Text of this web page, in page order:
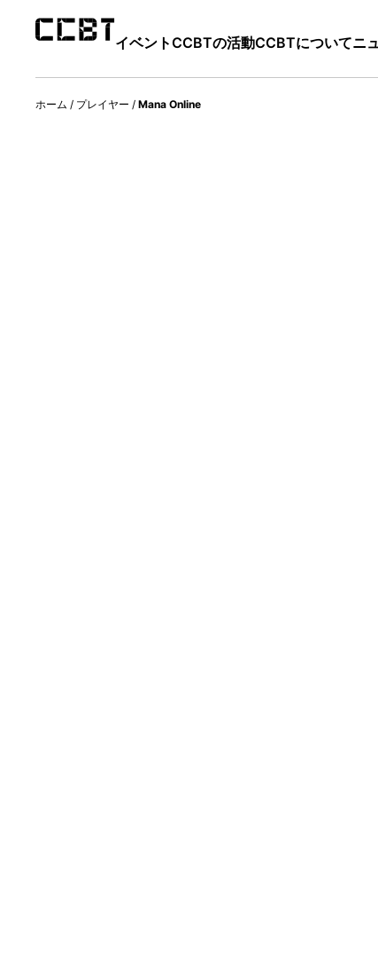
イベントCCBTの活動CCBTについてニ
ホーム / プレイヤー / Mana Online